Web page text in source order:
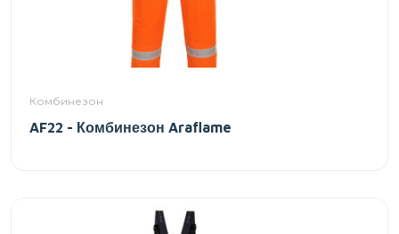
Комбинезон
AF22 - Комбинезон Araflame